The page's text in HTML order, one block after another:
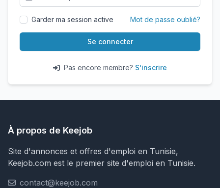
Garder ma session active Mot de passe oublié?
Se connecter
Pas encore membre? S'inscrire
À propos de Keejob
Site d'annonces et offres d'emploi en Tunisie,
Keejob.com est le premier site d'emploi en Tunisie.
contact@keejob.com